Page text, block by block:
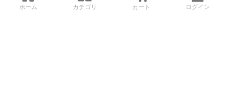
ホーム カテゴリ カート ログイン